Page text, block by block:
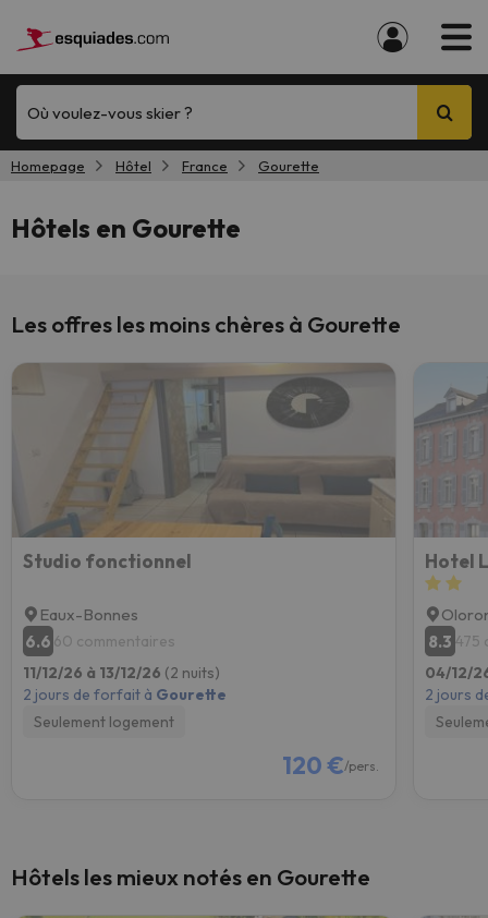
Où voulez-vous skier ?
Homepage Hôtel France Gourette
Hôtels en Gourette
Les offres les moins chères à Gourette
Studio fonctionnel
Eaux-Bonnes
6.6 60 commentaires
11/12/26 à 13/12/26 (2 nuits)
2 jours de forfait à Gourette
Seulement logement
120 €/pers.
Hotel
8.3 475
04/12/
2 jours
Hôtels les mieux notés en Gourette